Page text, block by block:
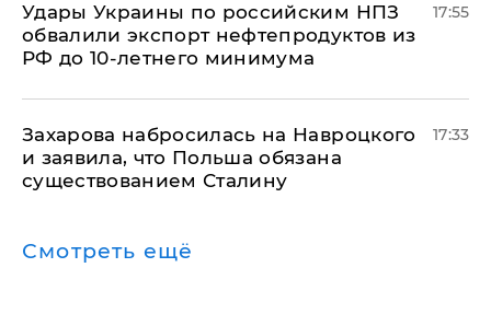
Удары Украины по российским НПЗ
обвалили экспорт нефтепродуктов из
РФ до 10-летнего минимума
17:55
​Захарова набросилась на Навроцкого
и заявила, что Польша обязана
существованием Сталину
17:33
Смотреть ещё